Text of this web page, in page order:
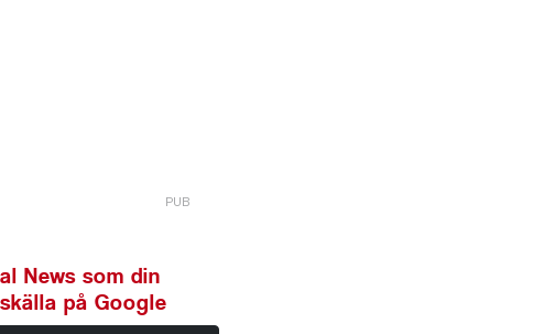
News som din
på Google